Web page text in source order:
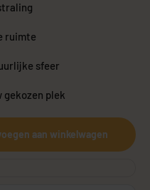
ruimte
sfeer
gekozen plek
aan winkelwagen